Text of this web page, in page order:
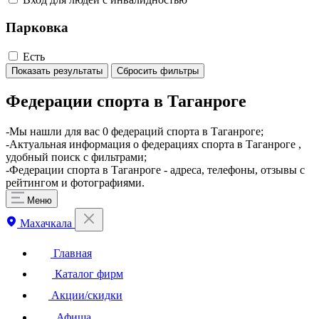
Парковка
Есть
Показать результаты Сбросить фильтры
Федерации спорта в Таганроге
-Мы нашли для вас 0 федераций спорта в Таганроге;
-Актуальная информация о федерациях спорта в Таганроге ,
удобный поиск с фильтрами;
-Федерации спорта в Таганроге - адреса, телефоны, отзывы с
рейтингом и фотографиями.
Меню
Махачкала
Главная
Каталог фирм
Акции/скидки